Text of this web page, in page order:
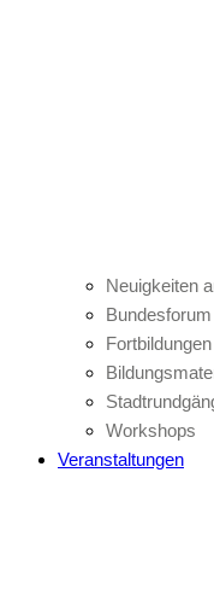
Neuigkeiten
Fortbildungen
Workshops
Veranstaltungen